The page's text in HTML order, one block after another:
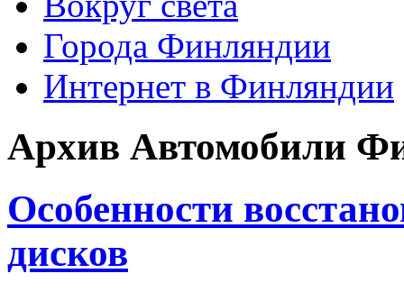
Города Финляндии
Интернет в Финляндии
Архив Автомобили
Особенности
дисков